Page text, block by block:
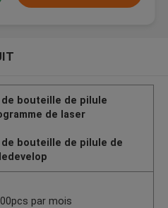
de bouteille de pilule
de laser
de bouteille de pilule de
par mois